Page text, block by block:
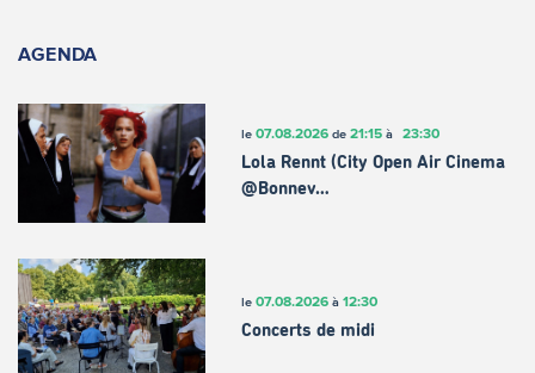
AGENDA
le 07.08.2026de 21:15à 23:30
Lola Rennt (City Open Air Cinema
@Bonnev…
le 07.08.2026à 12:30
Concerts de midi